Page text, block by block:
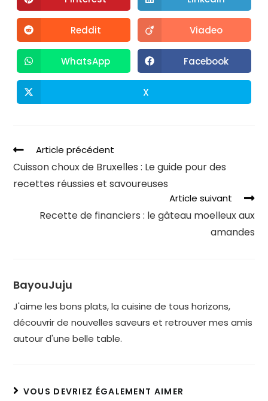
Reddit Viadeo
WhatsApp Facebook
X
Article précédent
Cuisson choux de Bruxelles : Le guide pour des
recettes réussies et savoureuses
Article suivant
Recette de financiers : le gâteau moelleux aux
amandes
BayouJuju
J'aime les bons plats, la cuisine de tous horizons,
découvrir de nouvelles saveurs et retrouver mes amis
autour d'une belle table.
VOUS DEVRIEZ ÉGALEMENT AIMER